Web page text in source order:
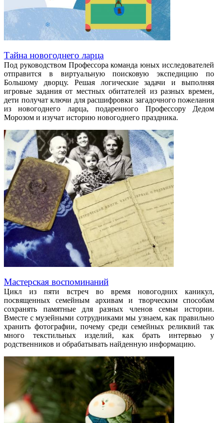
Тайна новогоднего ларца
Под руководством Профессора команда юных исследователей
отправится в виртуальную поисковую экспедицию по
Большому дворцу. Решая логические задачи и выполняя
игровые задания от местных обитателей из разных времен,
дети получат ключи для расшифровки загадочного пожелания
из новогоднего ларца, подаренного Профессору Дедом
Морозом и изучат историю новогоднего праздника.
Мастерская воспоминаний
Цикл из пяти встреч во время новогодних каникул,
посвященных семейным архивам и творческим способам
сохранять памятные для разных членов семьи истории.
Вместе с музейными сотрудниками мы узнаем, как правильно
хранить фотографии, почему среди семейных реликвий так
много текстильных изделий, как брать интервью у
родственников и обрабатывать найденную информацию.